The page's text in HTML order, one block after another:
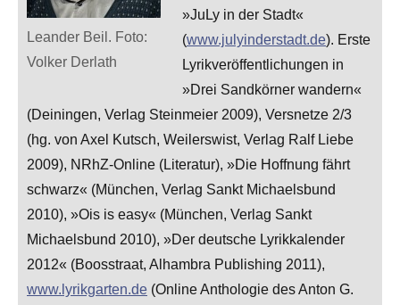
Leander Beil. Foto:
Volker Derlath
»JuLy in der Stadt«
(www.julyinderstadt.de). Erste
Lyrikveröffentlichungen in
»Drei Sandkörner wandern«
(Deiningen, Verlag Steinmeier 2009), Versnetze 2/3
(hg. von Axel Kutsch, Weilerswist, Verlag Ralf Liebe
2009), NRhZ-Online (Literatur), »Die Hoffnung fährt
schwarz« (München, Verlag Sankt Michaelsbund
2010), »Ois is easy« (München, Verlag Sankt
Michaelsbund 2010), »Der deutsche Lyrikkalender
2012« (Boosstraat, Alhambra Publishing 2011),
www.lyrikgarten.de (Online Anthologie des Anton G.